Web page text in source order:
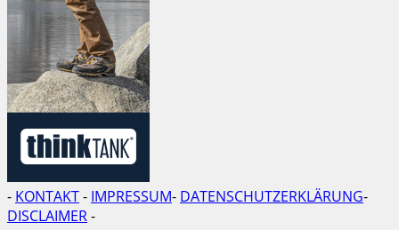
- KONTAKT- IMPRESSUM- DATENSCHUTZERKLÄRUNG-
DISCLAIMER-